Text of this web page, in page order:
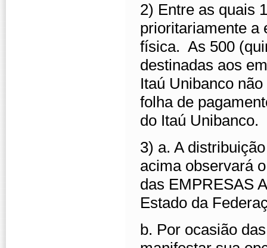
2) Entre as quais
prioritariamente a
física. As 500
destinadas aos
Itaú Unibanco
folha de
do Itaú Unibanco.
3) a. A
acima observará
das EMPRESAS
Estado da
b. Por ocasião